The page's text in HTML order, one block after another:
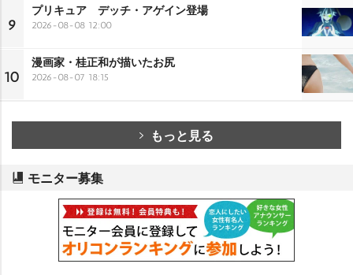
9
プリキュア デッチ・アゲイン登場
2026-08-08 12:00
10
漫画家・桂正和が描いたお尻
2026-08-07 18:15
もっと見る
モニター募集